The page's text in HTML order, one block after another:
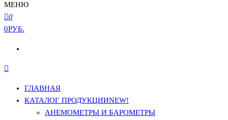
МЕНЮ
0
0РУБ.
ГЛАВНАЯ
КАТАЛОГ ПРОДУКЦИИNEW!
АНЕМОМЕТРЫ И БАРОМЕТРЫ